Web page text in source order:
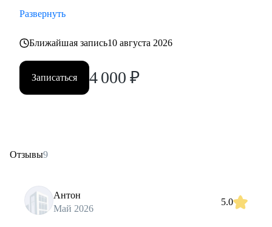
Развернуть
Ближайшая запись10 августа 2026
Записаться 4 000 ₽
Отзывы9
Антон
Май 2026
5.0